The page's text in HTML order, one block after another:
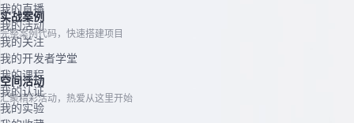
实战案例
完整案例代码，快速搭建项目
空间活动
汇聚精彩活动，热爱从这里开始
我的直播
我的活动
我的关注
我的开发者学堂
我的课程
我的认证
我的实验